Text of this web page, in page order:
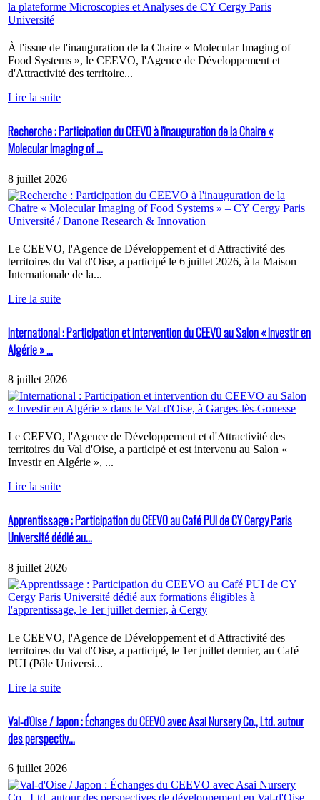
À l'issue de l'inauguration de la Chaire « Molecular Imaging of
Food Systems », le CEEVO, l'Agence de Développement et
d'Attractivité des territoire...
Lire la suite
Recherche : Participation du CEEVO à l'inauguration de la Chaire «
Molecular Imaging of ...
8 juillet 2026
Le CEEVO, l'Agence de Développement et d'Attractivité des
territoires du Val d'Oise, a participé le 6 juillet 2026, à la Maison
Internationale de la...
Lire la suite
International : Participation et intervention du CEEVO au Salon « Investir en
Algérie » ...
8 juillet 2026
Le CEEVO, l'Agence de Développement et d'Attractivité des
territoires du Val d'Oise, a participé et est intervenu au Salon «
Investir en Algérie », ...
Lire la suite
Apprentissage : Participation du CEEVO au Café PUI de CY Cergy Paris
Université dédié au...
8 juillet 2026
Le CEEVO, l'Agence de Développement et d'Attractivité des
territoires du Val d'Oise, a participé, le 1er juillet dernier, au Café
PUI (Pôle Universi...
Lire la suite
Val-d'Oise / Japon : Échanges du CEEVO avec Asai Nursery Co., Ltd. autour
des perspectiv...
6 juillet 2026